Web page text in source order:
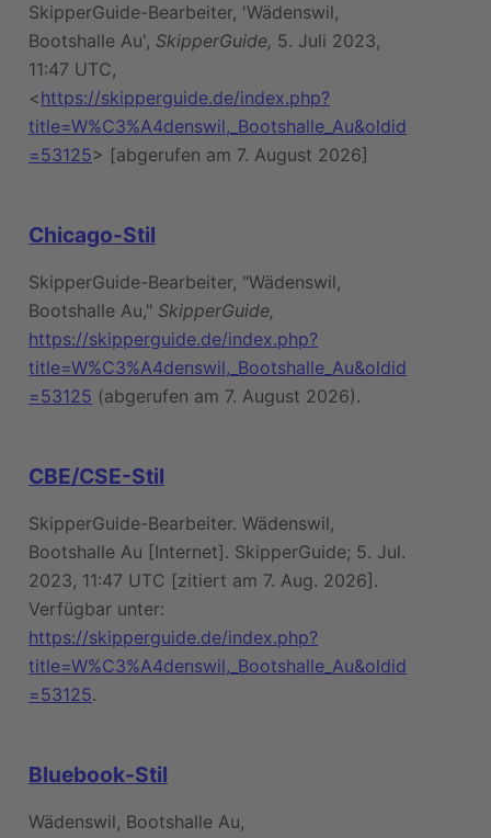
SkipperGuide-Bearbeiter, 'Wädenswil,
Bootshalle Au', SkipperGuide, 5. Juli 2023,
11:47 UTC,
<https://skipperguide.de/index.php?
title=W%C3%A4denswil,_Bootshalle_Au&oldid
=53125> [abgerufen am 7. August 2026]
Chicago-Stil
SkipperGuide-Bearbeiter, "Wädenswil,
Bootshalle Au," SkipperGuide,
https://skipperguide.de/index.php?
title=W%C3%A4denswil,_Bootshalle_Au&oldid
=53125 (abgerufen am 7. August 2026).
CBE/CSE-Stil
SkipperGuide-Bearbeiter. Wädenswil,
Bootshalle Au [Internet]. SkipperGuide; 5. Jul.
2023, 11:47 UTC [zitiert am 7. Aug. 2026].
Verfügbar unter:
https://skipperguide.de/index.php?
title=W%C3%A4denswil,_Bootshalle_Au&oldid
=53125.
Bluebook-Stil
Wädenswil, Bootshalle Au,